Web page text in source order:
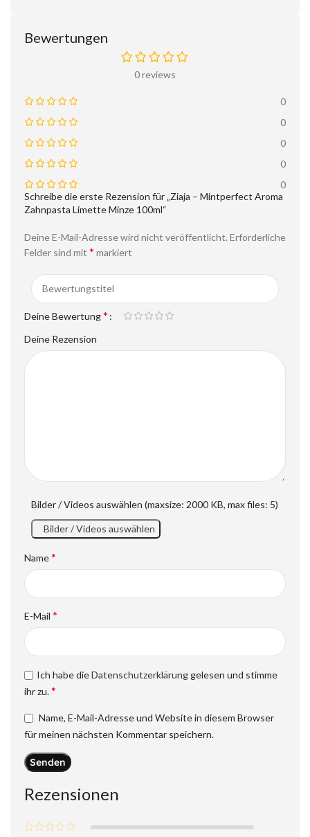
Bewertungen
0 reviews
0
0
0
0
0
Rezensionen
Schreibe die erste Rezension für „Ziaja – Mintperfect Aroma
Zahnpasta Limette Minze 100ml“
Deine E-Mail-Adresse wird nicht veröffentlicht. Erforderliche
Felder sind mit * markiert
Deine Bewertung*
Deine Rezension
Bilder / Videos auswählen (maxsize: 2000 KB, max files: 5)
Bilder / Videos auswählen
Name*
E-Mail *
Ich habe dieDatenschutzerklärung gelesen und stimme
ihr zu.*
Name, E-Mail-Adresse und Website in diesem Browser
für meinen nächsten Kommentar speichern.